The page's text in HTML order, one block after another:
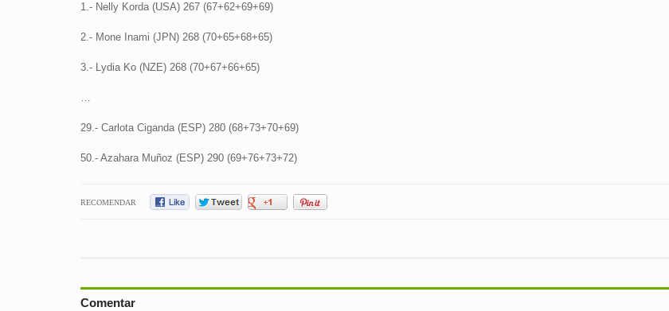
1.- Nelly Korda (USA) 267 (67+62+69+69)
2.- Mone Inami (JPN) 268 (70+65+68+65)
3.- Lydia Ko (NZE) 268 (70+67+66+65)
…
29.- Carlota Ciganda (ESP) 280 (68+73+70+69)
50.- Azahara Muñoz (ESP) 290 (69+76+73+72)
RECOMENDAR
Comentar